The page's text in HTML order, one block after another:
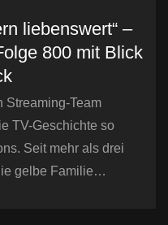
liebenswert“ –
800 mit Blick
Streaming-Team
TV-Geschichte so
Seit mehr als drei
gelbe Familie…